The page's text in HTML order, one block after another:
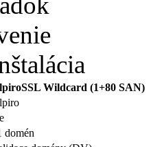
Wildcard (1+80 SAN)
domén